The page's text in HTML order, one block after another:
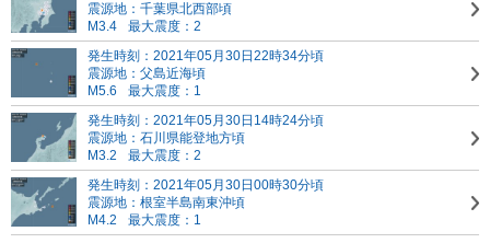
震源地：千葉県北西部頃
M3.4
最大震度：2
発生時刻：2021年05月30日22時34分頃
震源地：父島近海頃
M5.6
最大震度：1
発生時刻：2021年05月30日14時24分頃
震源地：石川県能登地方頃
M3.2
最大震度：2
発生時刻：2021年05月30日00時30分頃
震源地：根室半島南東沖頃
M4.2
最大震度：1